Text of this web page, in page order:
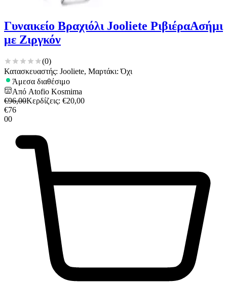
Γυναικείο Βραχιόλι Jooliete ΡιβιέραΑσήμι
με Ζιργκόν
(0)
Κατασκευαστής: Jooliete, Μαρτάκι: Όχι
Άμεσα διαθέσιμο
Από Atofio Kosmima
€96,00Κερδίζεις: €20,00
€76
00